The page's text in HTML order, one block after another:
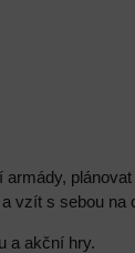
vzít s sebou na
a akční hry.